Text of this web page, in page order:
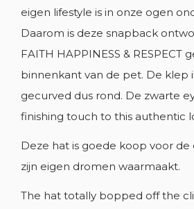
eigen lifestyle is in onze ogen
Daarom is deze snapback
FAITH HAPPINESS & RESPECT
binnenkant van de pet. De klep
gecurved dus rond. De zwarte
finishing touch to this authentic
Deze hat is goede koop voor
zijn eigen dromen waarmaakt.
The hat totally bopped off the
AAN
VERLANGLIJST NAAM
Annuleren
U MOET INGELOGD ZIJN OM
VERLANGLIJST OP TE SLAAN.
Annuleren